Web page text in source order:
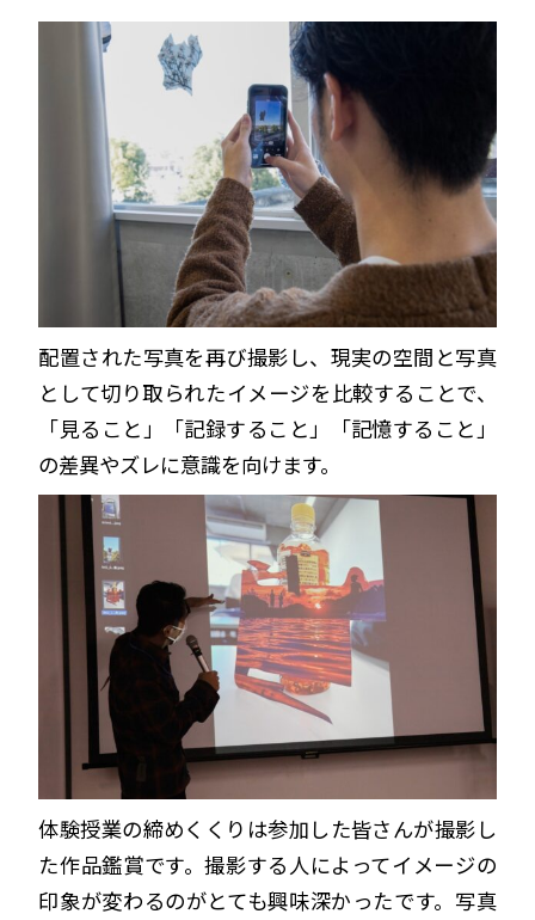
配置された写真を再び撮影し、現実の空間と写真
として切り取られたイメージを比較することで、
「見ること」「記録すること」「記憶すること」
の差異やズレに意識を向けます。
体験授業の締めくくりは参加した皆さんが撮影し
た作品鑑賞です。撮影する人によってイメージの
印象が変わるのがとても興味深かったです。写真